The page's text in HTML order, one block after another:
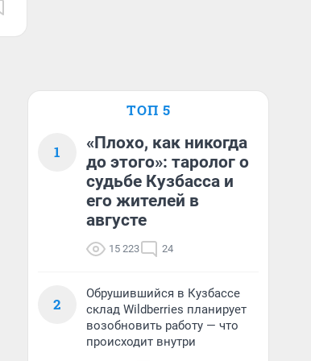
ТОП 5
1
«Плохо, как никогда
до этого»: таролог о
судьбе Кузбасса и
его жителей в
августе
15 223 24
2
Обрушившийся в Кузбассе
склад Wildberries планирует
возобновить работу — что
происходит внутри